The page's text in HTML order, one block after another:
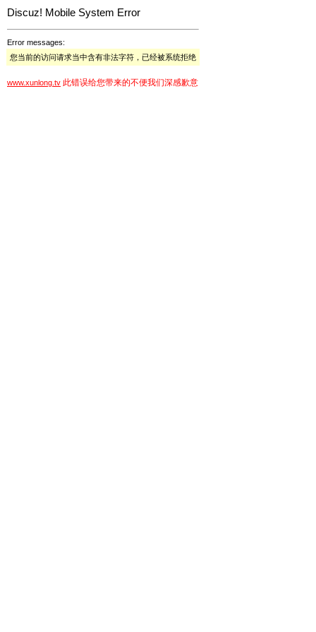
Discuz! Mobile System Error
Error messages:
您当前的访问请求当中含有非法字符，已经被系统拒绝
www.xunlong.tv 此错误给您带来的不便我们深感歉意